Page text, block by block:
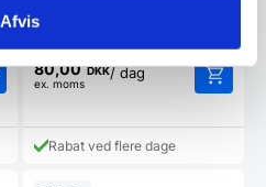
Afvis(360x165mm) - OBS: kantiner
80,00DKK
ex. moms
/ dag
Rabat ved flere dage